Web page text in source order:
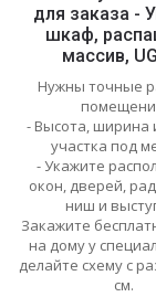
для заказа -
шкаф,
массив,
Нужны точные
- Высота, ширина
участка под
- Укажите
окон, дверей,
ниш и
Закажите
на дому у
делайте схему с
см.